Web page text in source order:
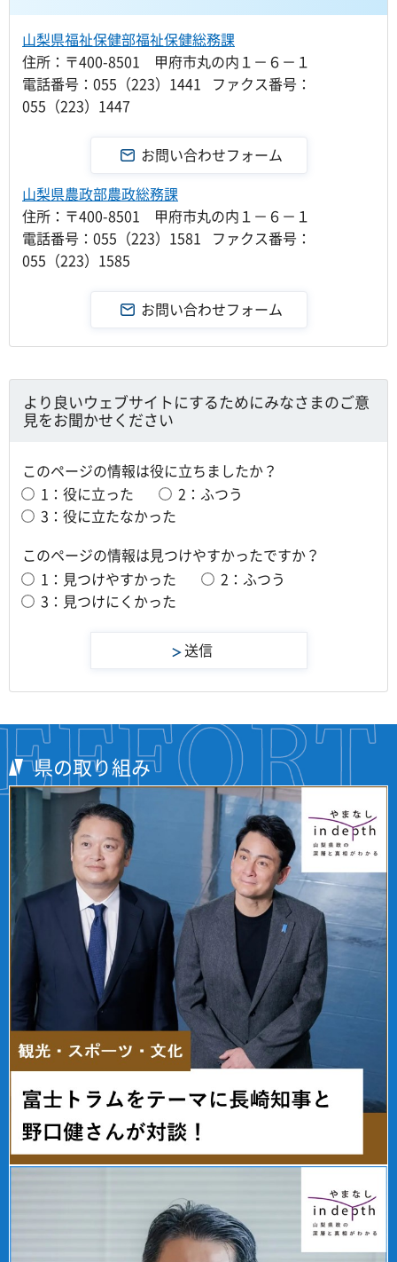
山梨県福祉保健部福祉保健総務課
住所：〒400-8501 甲府市丸の内１－６－１
電話番号：055（223）1441 ファクス番号：
055（223）1447
山梨県農政部農政総務課
住所：〒400-8501 甲府市丸の内１－６－１
電話番号：055（223）1581 ファクス番号：
055（223）1585
より良いウェブサイトにするためにみなさまのご意
見をお聞かせください
このページの情報は役に立ちましたか？
1：役に立った
2：ふつう
3：役に立たなかった
このページの情報は見つけやすかったですか？
1：見つけやすかった
2：ふつう
3：見つけにくかった
県の取り組み